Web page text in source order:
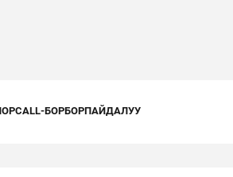
CALL-БОРБОРПАЙДАЛУУ